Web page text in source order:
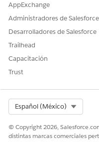
¿RESOLVIÓ ESTE
AppExchange
Administradores de Salesforce
Desarrolladores de Salesforce
Trailhead
Capacitación
Trust
Español (México)
© Copyright 2026,
distintas marcas comerciales